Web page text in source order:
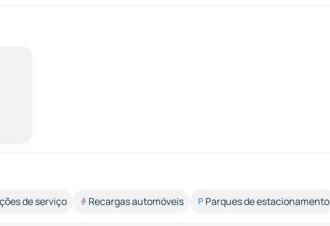
de serviço Recargas automóveis Parques de estacionamento